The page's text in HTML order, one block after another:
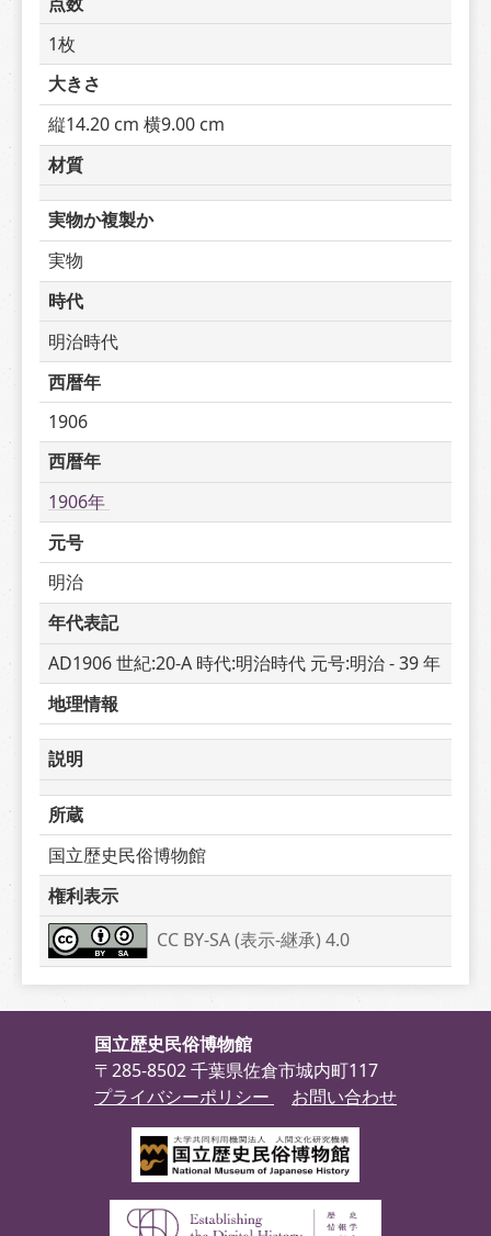
1枚
大きさ
縦14.20 cm 横9.00 cm
材質
実物か複製か
実物
時代
明治時代
西暦年
1906
西暦年
1906年
元号
明治
年代表記
AD1906 世紀:20-A 時代:明治時代 元号:明治 - 39 年
地理情報
説明
所蔵
国立歴史民俗博物館
権利表示
CC BY-SA (表示-継承) 4.0
国立歴史民俗博物館
〒285-8502 千葉県佐倉市城内町117
プライバシーポリシー
お問い合わせ